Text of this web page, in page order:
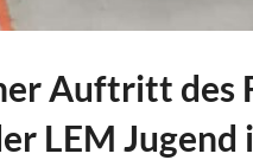
Auftritt des
LEM Jugend